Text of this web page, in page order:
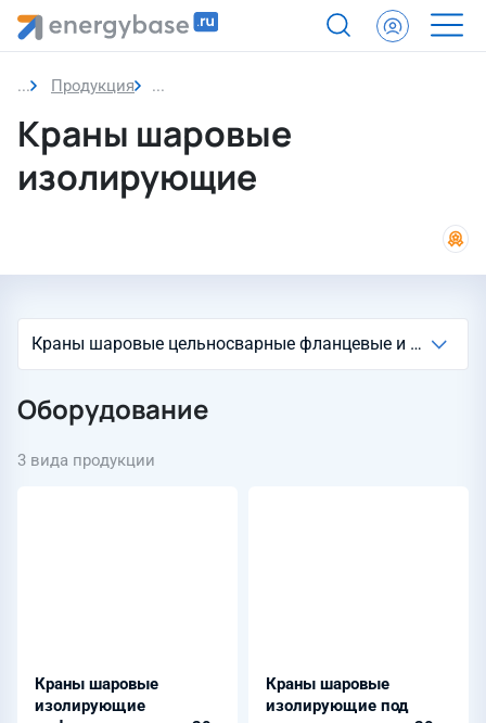
Продукция Краны шаровые изолирующие
Краны шаровые
изолирующие
Оборудование
3 вида продукции
Краны шаровые
изолирующие
Краны шаровые
изолирующие под